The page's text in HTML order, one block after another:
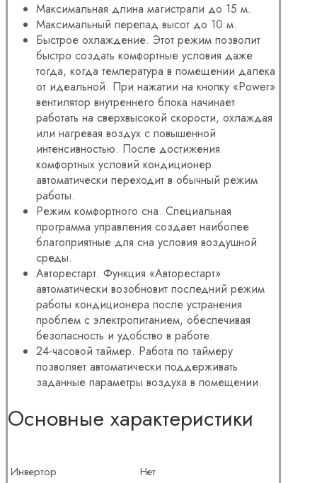
Максимальная длина магистрали до 15 м.
Максимальный перепад высот до 10 м.
Быстрое охлаждение. Этот режим позволит
быстро создать комфортные условия даже
тогда, когда температура в помещении далека
от идеальной. При нажатии на кнопку «Power»
вентилятор внутреннего блока начинает
работать на сверхвысокой скорости, охлаждая
или нагревая воздух с повышенной
интенсивностью. После достижения
комфортных условий кондиционер
автоматически переходит в обычный режим
работы.
Режим комфортного сна. Специальная
программа управления создает наиболее
благоприятные для сна условия воздушной
среды.
Авторестарт. Функция «Авторестарт»
автоматически возобновит последний режим
работы кондиционера после устранения
проблем с электропитанием, обеспечивая
безопасность и удобство в работе.
24-часовой таймер. Работа по таймеру
позволяет автоматически поддерживать
заданные параметры воздуха в помещении.
Основные характеристики
Инвертор
Нет